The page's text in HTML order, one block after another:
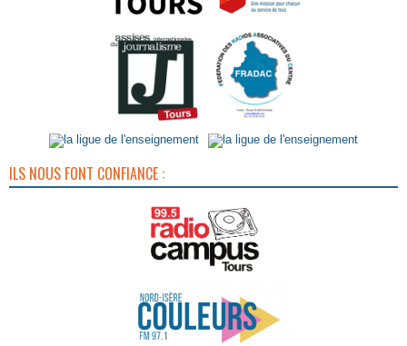
ILS NOUS FONT CONFIANCE :